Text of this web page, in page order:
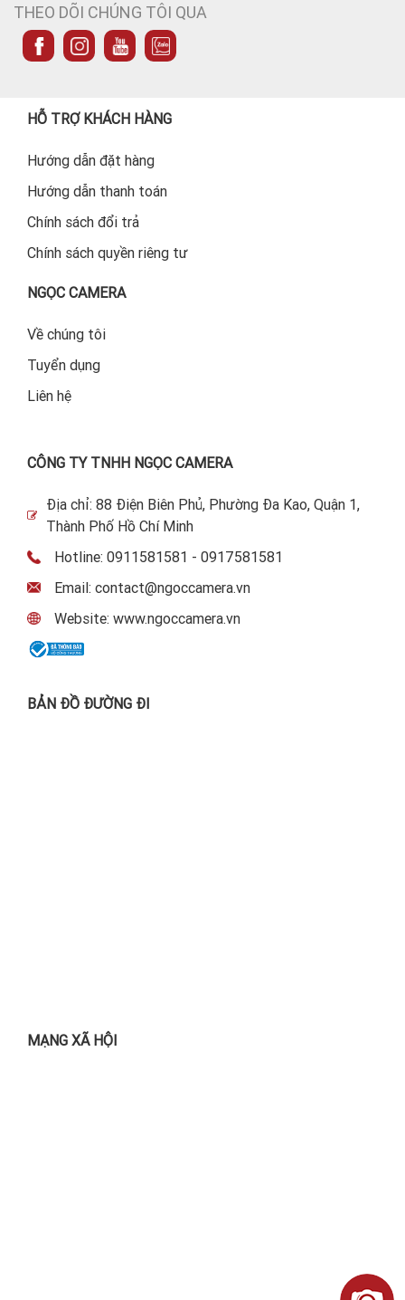
THEO DÕI CHÚNG TÔI QUA
HỖ TRỢ KHÁCH HÀNG
Hướng dẫn đặt hàng
Hướng dẫn thanh toán
Chính sách đổi trả
Chính sách quyền riêng tư
NGỌC CAMERA
Về chúng tôi
Tuyển dụng
Liên hệ
CÔNG TY TNHH NGỌC CAMERA
Địa chỉ: 88 Điện Biên Phủ, Phường Đa Kao, Quận 1,
Thành Phố Hồ Chí Minh
Hotline: 0911581581 - 0917581581
Email: contact@ngoccamera.vn
Website: www.ngoccamera.vn
BẢN ĐỒ ĐƯỜNG ĐI
MẠNG XÃ HỘI